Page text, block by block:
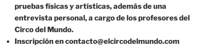
pruebas físicas y artísticas, además de una
entrevista personal, a cargo de los profesores del
Circo del Mundo.
Inscripción encontacto@elcircodelmundo.com